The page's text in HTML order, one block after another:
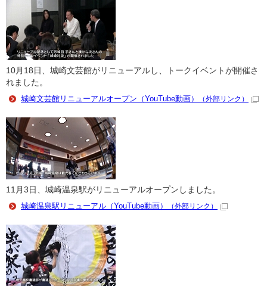
10月18日、城崎文芸館がリニューアルし、トークイベントが開催さ
れました。
城崎文芸館リニューアルオープン（YouTube動画）
（外部リンク）
11月3日、城崎温泉駅がリニューアルオープンしました。
城崎温泉駅リニューアル（YouTube動画）
（外部リンク）